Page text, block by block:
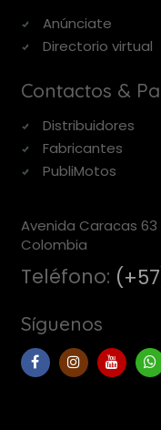
Anúnciate
Directorio virtual
Contactos &
Distribuidores
Fabricantes
PubliMotos
Avenida Caracas
Colombia
Teléfono:
Síguenos